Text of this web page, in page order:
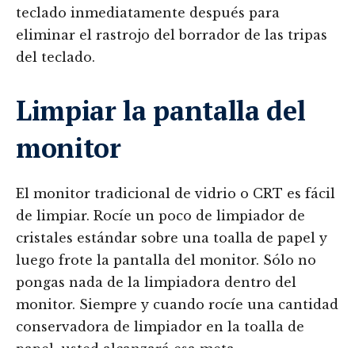
teclado inmediatamente después para
eliminar el rastrojo del borrador de las tripas
del teclado.
Limpiar la pantalla del
monitor
El monitor tradicional de vidrio o CRT es fácil
de limpiar. Rocíe un poco de limpiador de
cristales estándar sobre una toalla de papel y
luego frote la pantalla del monitor. Sólo no
pongas nada de la limpiadora dentro del
monitor. Siempre y cuando rocíe una cantidad
conservadora de limpiador en la toalla de